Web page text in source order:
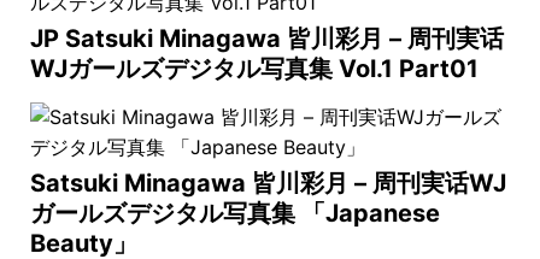
JP Satsuki Minagawa 皆川彩月 – 周刊実话
WJガールズデジタル写真集 Vol.1 Part01
Satsuki Minagawa 皆川彩月 – 周刊実话WJ
ガールズデジタル写真集 「Japanese
Beauty」